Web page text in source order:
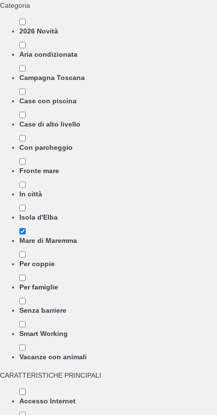
Categoria
2026 Novità
Aria condizionata
Campagna Toscana
Case con piscina
Case di alto livello
Con parcheggio
Fronte mare
In città
Isola d'Elba
Mare di Maremma
Per coppie
Per famiglie
Senza barriere
Smart Working
Vacanze con animali
CARATTERISTICHE PRINCIPALI
Accesso Internet